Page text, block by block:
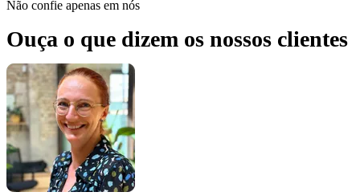
Não confie apenas em nós
Ouça o que dizem os nossos clientes